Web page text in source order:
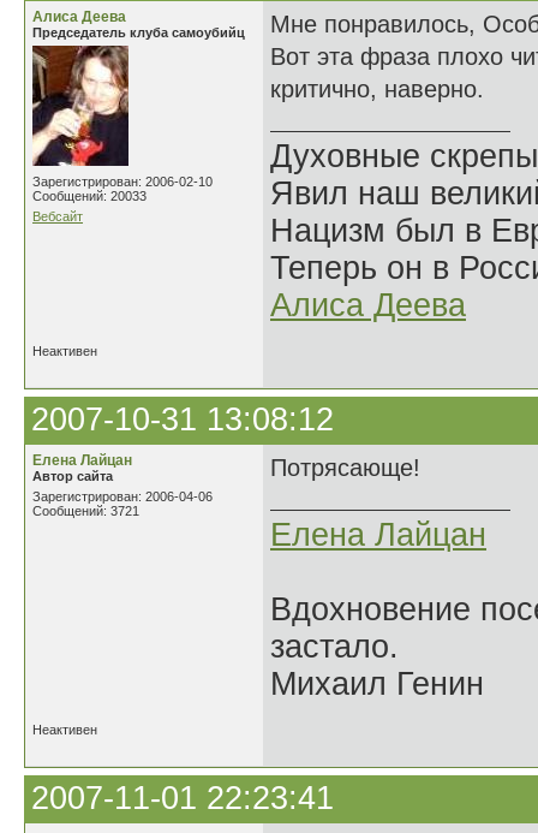
Алиса Деева
Председатель клуба самоубийц
Зарегистрирован: 2006-02-10
Сообщений: 20033
Вебсайт
Мне понравилось,
Вот эта фраза плохо
критично, наверно.
Духовные
Явил наш
Нацизм был в
Теперь он в
Алиса Деева
Неактивен
2007-10-31 13:08:12
Елена Лайцан
Автор сайта
Зарегистрирован: 2006-04-06
Сообщений: 3721
Потрясающе!
Елена Лайцан
Вдохновение
застало.
Михаил Генин
Неактивен
2007-11-01 22:23:41